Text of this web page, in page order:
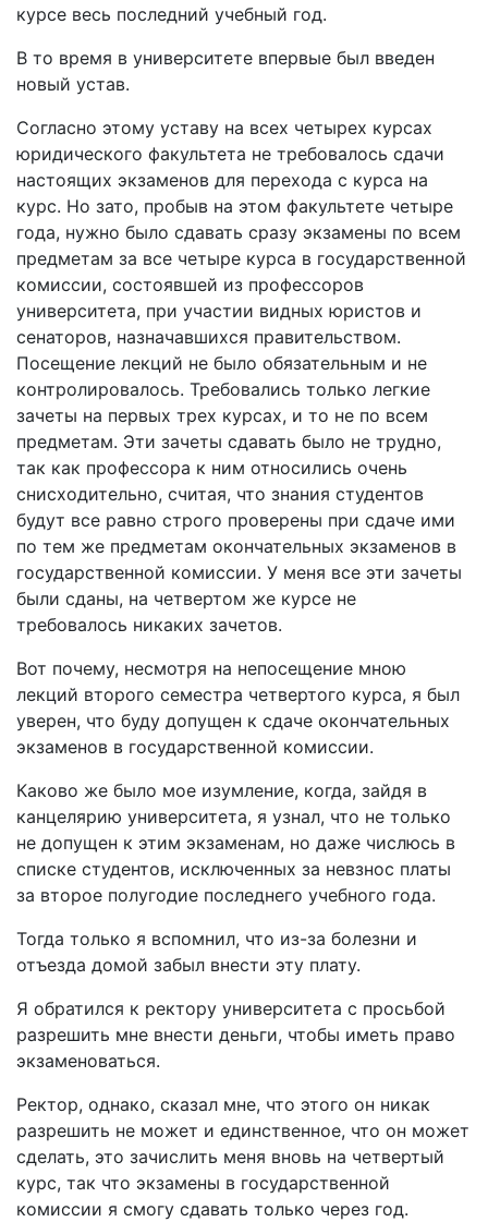
курсе весь последний учебный год.
В то время в университете впервые был введен
новый устав.
Согласно этому уставу на всех четырех курсах
юридического факультета не требовалось сдачи
настоящих экзаменов для перехода с курса на
курс. Но зато, пробыв на этом факультете четыре
года, нужно было сдавать сразу экзамены по всем
предметам за все четыре курса в государственной
комиссии, состоявшей из профессоров
университета, при участии видных юристов и
сенаторов, назначавшихся правительством.
Посещение лекций не было обязательным и не
контролировалось. Требовались только легкие
зачеты на первых трех курсах, и то не по всем
предметам. Эти зачеты сдавать было не трудно,
так как профессора к ним относились очень
снисходительно, считая, что знания студентов
будут все равно строго проверены при сдаче ими
по тем же предметам окончательных экзаменов в
государственной комиссии. У меня все эти зачеты
были сданы, на четвертом же курсе не
требовалось никаких зачетов.
Вот почему, несмотря на непосещение мною
лекций второго семестра четвертого курса, я был
уверен, что буду допущен к сдаче окончательных
экзаменов в государственной комиссии.
Каково же было мое изумление, когда, зайдя в
канцелярию университета, я узнал, что не только
не допущен к этим экзаменам, но даже числюсь в
списке студентов, исключенных за невзнос платы
за второе полугодие последнего учебного года.
Тогда только я вспомнил, что из-за болезни и
отъезда домой забыл внести эту плату.
Я обратился к ректору университета с просьбой
разрешить мне внести деньги, чтобы иметь право
экзаменоваться.
Ректор, однако, сказал мне, что этого он никак
разрешить не может и единственное, что он может
сделать, это зачислить меня вновь на четвертый
курс, так что экзамены в государственной
комиссии я смогу сдавать только через год.